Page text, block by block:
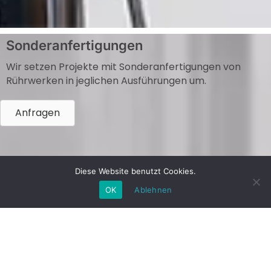
Sonderanfertigungen
Wir setzen Projekte mit Sonderanfertigungen von
Rührwerken in jeglichen Ausführungen um.
Anfragen
Diese Website benutzt Cookies.
OK
Ablehnen